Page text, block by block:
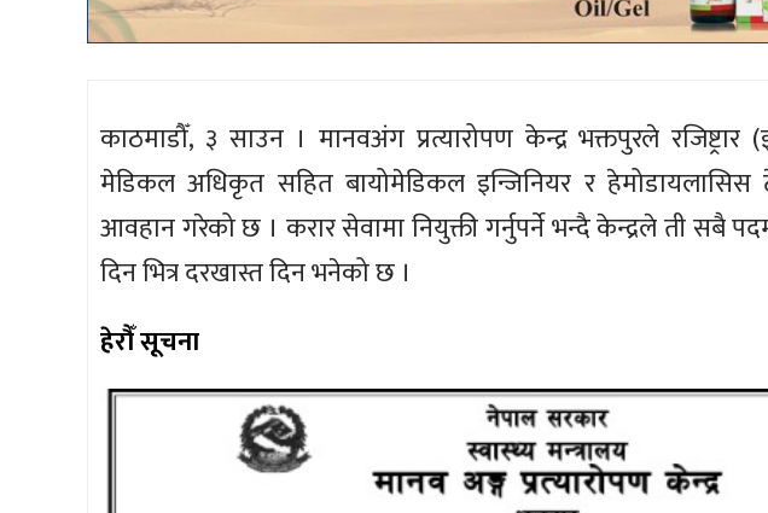
काठमाडौँ, ३ साउन । मानवअंग प्रत्यारोपण केन्द्र भक्तपुरले
मेडिकल अधिकृत सहित बायोमेडिकल इन्जिनियर र हेमोडायलासिस
आवहान गरेको छ । करार सेवामा नियुक्ती गर्नुपर्ने भन्दै केन्द्रले ती सबै
दिन भित्र दरखास्त दिन भनेको छ ।
हेरौँ सूचना